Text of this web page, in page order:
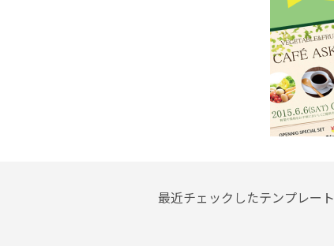
最近チェックしたテンプレート